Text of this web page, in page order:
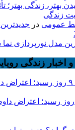
بهتر، زندگی بهتر؛
زندگی
عمومی در
مدل نورپردازی نما
اخبار زندگی